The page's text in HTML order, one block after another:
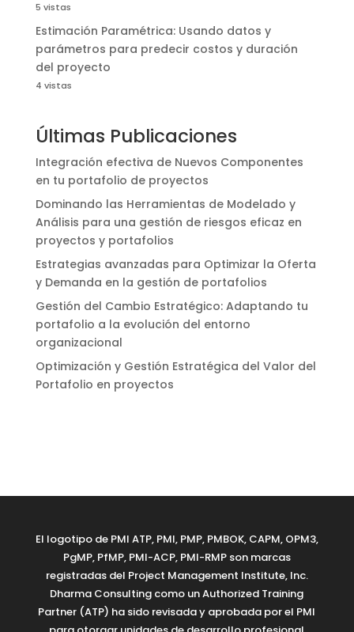
5 vistas
Estimación Paramétrica: Usando datos y
parámetros para predecir costos y duración
del proyecto
4 vistas
Últimas Publicaciones
Integración efectiva de Nuevos Componentes
en tu portafolio de proyectos
Dominando las Herramientas de Modelado y
Análisis para una gestión de riesgos eficaz en
proyectos y portafolios
Estrategias avanzadas para Optimizar la Oferta
y Demanda en la gestión de portafolios
Gestión del Cambio Estratégico: Adaptando tu
portafolio a la evolución del entorno
organizacional
Optimización y Gestión Estratégica del Valor del
Portafolio en proyectos
El logotipo de PMI ATP, PMI, PMP, PMBOK, CAPM, OPM3,
PgMP, PfMP, PMI-ACP, PMI-RMP son marcas
registradas del Project Management Institute, Inc.
Dharma Consulting como un Authorized Training
Partner (ATP) ha sido revisada y aprobada por el PMI